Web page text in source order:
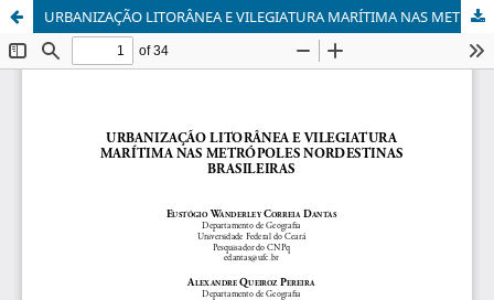
URBANIZAÇÃO LITORÂNEA E VILEGIATURA MARÍTIMA NAS METRÓPOLES NORDESTINAS BRASILEIRAS